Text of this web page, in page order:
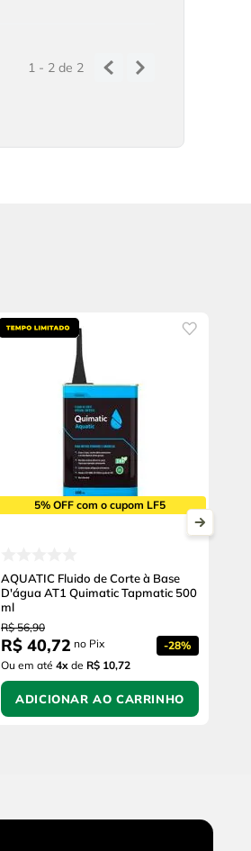
1 - 2de 2
5% OFF com o cupom LF5
AQUATIC Fluido de Corte à Base
D'água AT1 Quimatic Tapmatic 500
ml
R$ 56,90
R$ 40,72 no Pix -28%
Ou em até 4x de R$ 10,72
ADICIONAR AO CARRINHO